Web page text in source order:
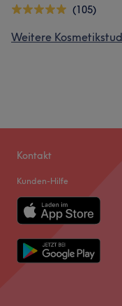
(105)
Weitere
Kontakt
Kunden-Hilfe